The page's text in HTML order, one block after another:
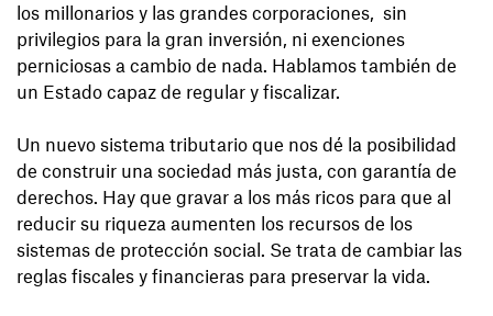
los millonarios y las grandes corporaciones, sin
privilegios para la gran inversión, ni exenciones
perniciosas a cambio de nada. Hablamos también de
un Estado capaz de regular y fiscalizar.
Un nuevo sistema tributario que nos dé la posibilidad
de construir una sociedad más justa, con garantía de
derechos. Hay que gravar a los más ricos para que al
reducir su riqueza aumenten los recursos de los
sistemas de protección social. Se trata de cambiar las
reglas fiscales y financieras para preservar la vida.